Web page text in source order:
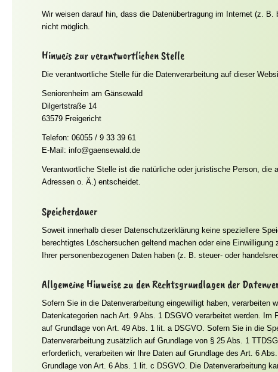
Wir weisen darauf hin, dass die Datenübertragung im Internet (z.
nicht möglich.
Hinweis zur verantwortlichen Stelle
Die verantwortliche Stelle für die Datenverarbeitung auf dieser
Seniorenheim am Gänsewald
Dilgertstraße 14
63579 Freigericht
Telefon: 06055 / 9 33 39 61
E-Mail: info@gaensewald.de
Verantwortliche Stelle ist die natürliche oder juristische Person, die
Adressen o. Ä.) entscheidet.
Speicherdauer
Soweit innerhalb dieser Datenschutzerklärung keine speziellere
berechtigtes Löschersuchen geltend machen oder eine
Ihrer personenbezogenen Daten haben (z. B. steuer- oder
Allgemeine Hinweise zu den Rechtsgrundlagen der
Sofern Sie in die Datenverarbeitung eingewilligt haben,
Datenkategorien nach Art. 9 Abs. 1 DSGVO verarbeitet werden.
auf Grundlage von Art. 49 Abs. 1 lit. a DSGVO. Sofern Sie in die
Datenverarbeitung zusätzlich auf Grundlage von § 25 Abs. 1
erforderlich, verarbeiten wir Ihre Daten auf Grundlage des Art. 6
Grundlage von Art. 6 Abs. 1 lit. c DSGVO. Die Datenverarbeitung